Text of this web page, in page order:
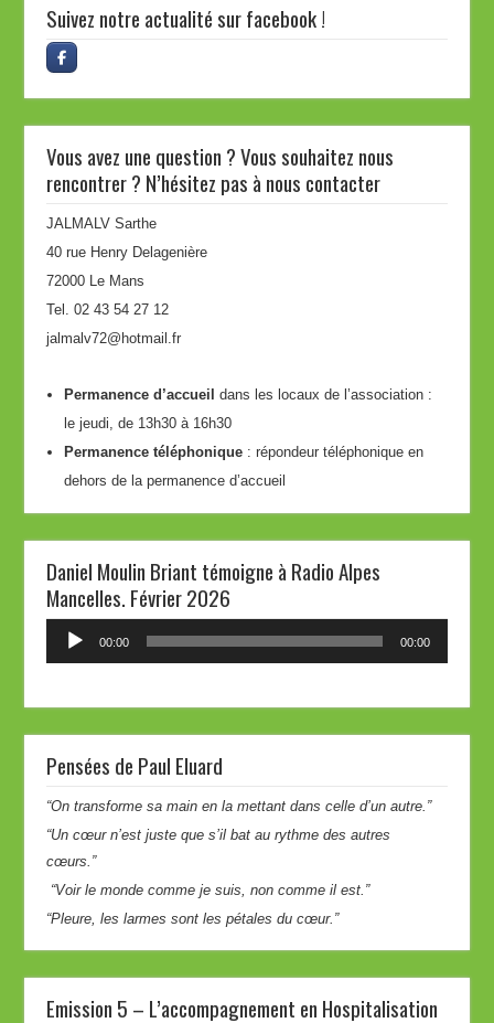
Suivez notre actualité sur facebook !
Vous avez une question ? Vous souhaitez nous
rencontrer ? N’hésitez pas à nous contacter
JALMALV Sarthe
40 rue Henry Delagenière
72000 Le Mans
Tel. 02 43 54 27 12
jalmalv72@hotmail.fr
Permanence d’accueil dans les locaux de l’association :
le jeudi, de 13h30 à 16h30
Permanence téléphonique : répondeur téléphonique en
dehors de la permanence d’accueil
Daniel Moulin Briant témoigne à Radio Alpes
Mancelles. Février 2026
Lecteur
00:00 00:00
Pensées de Paul Eluard
“On transforme sa main en la mettant dans celle d’un autre.”
“Un cœur n’est juste que s’il bat au rythme des autres
cœurs.”
“Voir le monde comme je suis, non comme il est.”
“Pleure, les larmes sont les pétales du cœur.”
Emission 5 – L’accompagnement en Hospitalisation